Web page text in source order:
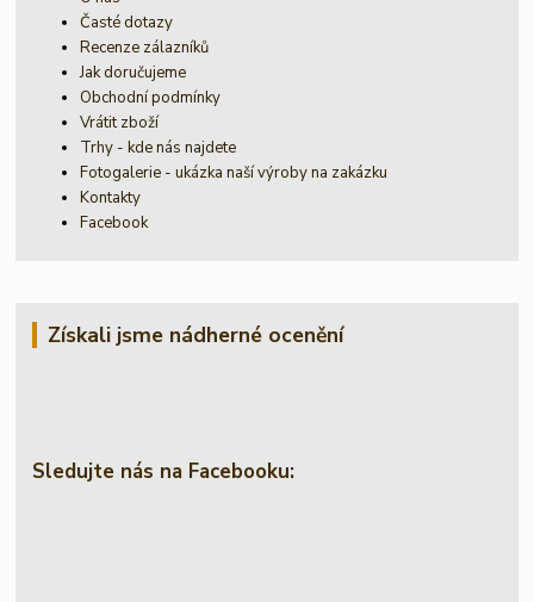
Časté dotazy
Recenze zálazníků
Jak doručujeme
Obchodní podmínky
Vrátit zboží
Trhy - kde nás najdete
Fotogalerie - ukázka naší výroby na zakázku
Kontakty
Facebook
Získali jsme nádherné ocenění
Sledujte nás na Facebooku: